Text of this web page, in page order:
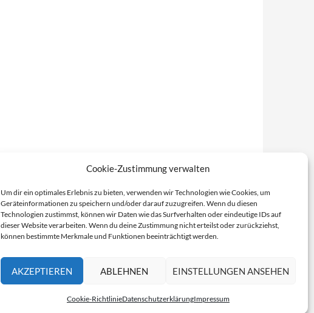
Cookie-Zustimmung verwalten
Um dir ein optimales Erlebnis zu bieten, verwenden wir Technologien wie Cookies, um
Geräteinformationen zu speichern und/oder darauf zuzugreifen. Wenn du diesen
Technologien zustimmst, können wir Daten wie das Surfverhalten oder eindeutige IDs auf
dieser Website verarbeiten. Wenn du deine Zustimmung nicht erteilst oder zurückziehst,
können bestimmte Merkmale und Funktionen beeinträchtigt werden.
AKZEPTIEREN ABLEHNEN EINSTELLUNGEN ANSEHEN
Cookie-RichtlinieDatenschutzerklärungImpressum